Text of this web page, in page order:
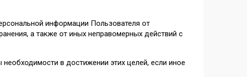
информации Пользователя от
а также от иных неправомерных действий с
в достижении этих целей, если иное